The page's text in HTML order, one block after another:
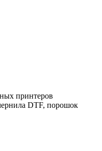
принтеров
DTF, порошок